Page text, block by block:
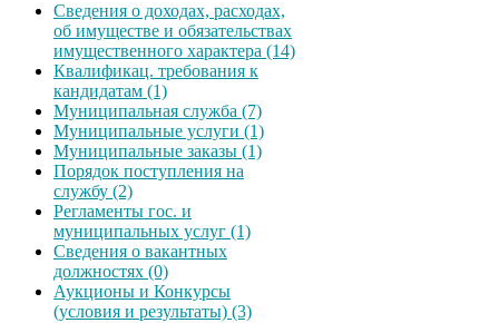
Сведения о доходах, расходах,
об имуществе и обязательствах
имущественного характера (14)
Квалификац. требования к
кандидатам (1)
Муниципальная служба (7)
Муниципальные услуги (1)
Муниципальные заказы (1)
Порядок поступления на
службу (2)
Регламенты гос. и
муниципальных услуг (1)
Сведения о вакантных
должностях (0)
Аукционы и Конкурсы
(условия и результаты) (3)